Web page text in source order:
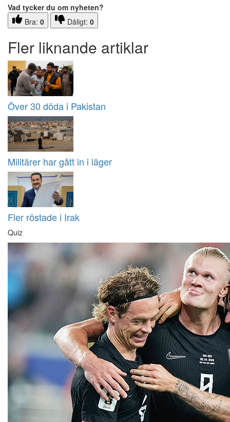
Vad tycker du om nyheten?
Bra: 0 Dåligt: 0
Fler liknande artiklar
Över 30 döda i Pakistan
Militärer har gått in i läger
Fler röstade i Irak
Quiz